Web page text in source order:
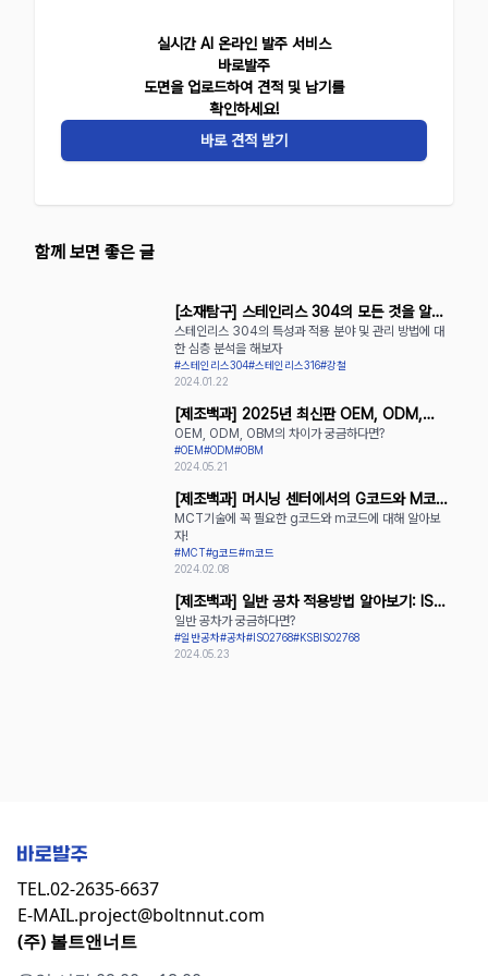
실시간 AI 온라인 발주 서비스
바로발주
도면을 업로드하여 견적 및 납기를
확인하세요!
바로 견적 받기
함께 보면 좋은 글
[소재탐구] 스테인리스 304의 모든 것을 알아
보자
스테인리스 304의 특성과 적용 분야 및 관리 방법에 대
한 심층 분석을 해보자
#스테인리스304#스테인리스316#강철
2024.01.22
[제조백과] 2025년 최신판 OEM, ODM,
OBM의 장단점 완벽 정리
OEM, ODM, OBM의 차이가 궁금하다면?
#OEM#ODM#OBM
2024.05.21
[제조백과] 머시닝 센터에서의 G코드와 M코드
활용
MCT기술에 꼭 필요한 g코드와 m코드에 대해 알아보
자!
#MCT#g코드#m코드
2024.02.08
[제조백과] 일반 공차 적용방법 알아보기: ISO
2768과 KS B ISO 2768
일반 공차가 궁금하다면?
#일반공차#공차#ISO2768#KSBISO2768
2024.05.23
TEL.02-2635-6637
E-MAIL.project@boltnnut.com
(주) 볼트앤너트